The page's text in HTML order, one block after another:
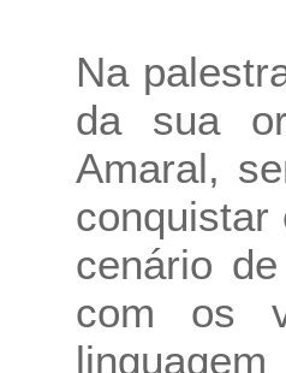
Na
da sua
Amaral,
conquistar
cenário
com os